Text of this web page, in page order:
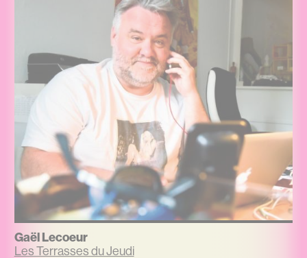
Gaël Lecoeur
Les Terrasses du Jeudi